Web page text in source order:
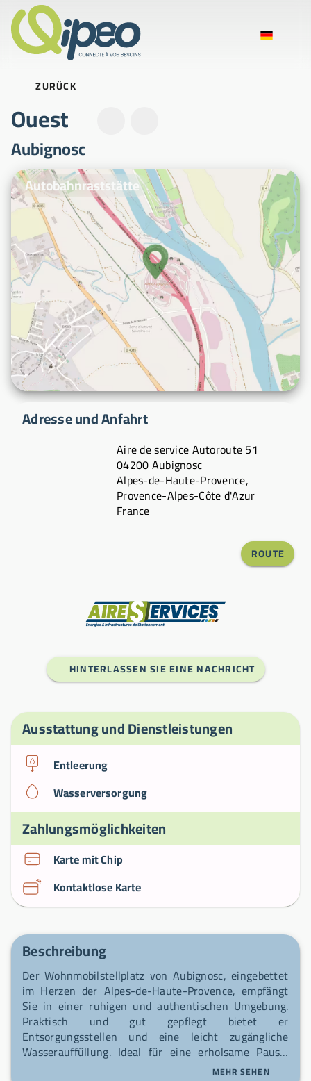
ZURÜCK
Ouest
Aubignosc
Beispielfotos
Autobahnraststätte
Adresse und Anfahrt
Aire de service Autoroute 51
04200 Aubignosc
Alpes-de-Haute-Provence,
Provence-Alpes-Côte d'Azur
France
ROUTE
HINTERLASSEN SIE EINE NACHRICHT
Ausstattung und Dienstleistungen
Entleerung
Wasserversorgung
Zahlungsmöglichkeiten
Karte mit Chip
Kontaktlose Karte
Beschreibung
Der Wohnmobilstellplatz von Aubignosc, eingebettet
im Herzen der Alpes-de-Haute-Provence, empfängt
Sie in einer ruhigen und authentischen Umgebung.
Praktisch und gut gepflegt bietet er
Entsorgungsstellen und eine leicht zugängliche
Wasserauffüllung. Ideal für eine erholsame Pause,
bevor Sie die Region erkunden, bietet er alles
MEHR SEHEN